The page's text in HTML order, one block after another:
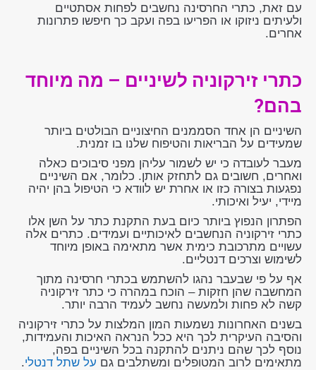
עם זאת, כתרי החרסינה נחשבים לפחות אסתטיים
ולעיתים ניזוקו או הפריעו בפה ועקב כך חיפשו פתרונות
אחרים.
כתרי זירקוניה לשיניים – מה מיוחד
בהם?
השיניים הן אחד הסממנים החיצוניים הבולטים ביותר
שמעידים על הבריאות והטיפוח שלנו בו זמנית.
מעבר לעובדה כי יש לשמור עליהן מפני סיבוכים כאלה
ואחרים, חשובים גם לתחזק אותן. כלומר, אם השיניים
נפגעות בצורה כזו או אחרת יש לוודא כי הטיפול בהן יהיה
מיידי, יעיל ואיכותי.
הפתרון הנפוץ ביותר כיום בעת התקנת כתר על השן אלו
כתרי זירקוניה הנחשבים לאיכותיים ועמידים. כתרים אלה
עשויים מתרכובת כימית אשר מתאימה באופן מיוחד
לשימוש וצרכים דנטליים.
אף על פי שבעבר נהגו להשתמש בכתרי חרסינה מתוך
המחשבה שהן חזקות – הוכח במהרה כי כתר זירקוניה
קשה לא פחות ולמעשה נחשב לעמיד הרבה יותר.
בשנים האחרונות נשמעות המון המלצות על כתרי זירקוניה
והסיבה העיקרית לכך היא ככל הנראה האיכות והעמידות,
נוסף לכך שהם ניתנים להתקנה בכל השיניים בפה,
מתאימים לרוב המטופלים ומשתלבים גם על שתל דנטלי.